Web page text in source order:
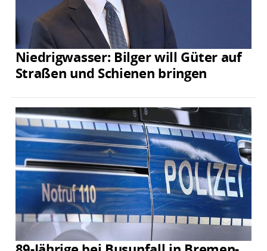
Niedrigwasser: Bilger will Güter auf
Straßen und Schienen bringen